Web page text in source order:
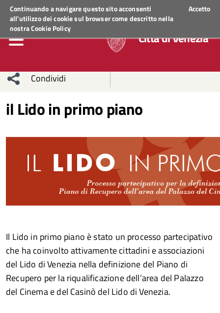
Continuando a navigare questo sito acconsenti
all'utilizzo dei cookie sul browser come descritto nella
nostraCookie Policy
Accetto
Regione Veneto ACCEDI AI SERVIZI
Città di Venezia
Condividi
network
Condividi
Condividi
Facebook
su
Twitter
Condividi
su
Facebook
Condividi
su
il Lido in primo piano
Il Lido in primo piano è stato un processo partecipativo
che ha coinvolto attivamente cittadini e associazioni
del Lido di Venezia nella definizione del Piano di
Recupero per la riqualificazione dell’area del Palazzo
del Cinema e del Casinò del Lido di Venezia.